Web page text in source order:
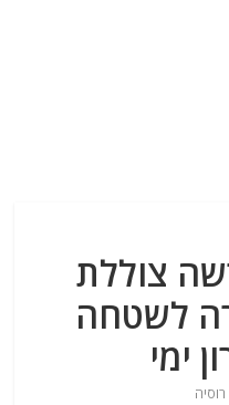
צוללת
לשטחה
ימי
רוסיה